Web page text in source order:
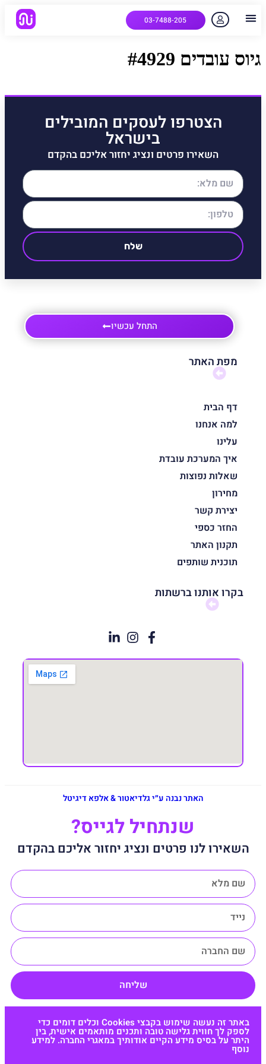
03-7488-205
גיוס עובדים #4929
הצטרפו לעסקים המובילים
בישראל
השאירו פרטים ונציג יחזור אליכם בהקדם
שלח
התחל עכשיו
מפת האתר
דף הבית
למה אנחנו
עלינו
איך המערכת עובדת
שאלות נפוצות
מחירון
יצירת קשר
החזר כספי
תקנון האתר
תוכנית שותפים
בקרו אותנו ברשתות
האתר נבנה ע״י גלדיאטור & אלפא דיגיטל
שנתחיל לגייס?
השאירו לנו פרטים ונציג יחזור אליכם בהקדם
שליחה
באתר זה נעשה שימוש בקבצי Cookies וכלים דומים כדי
לספק לך חווית גלישה טובה ותכנים מותאמים אישית, בין
היתר על בסיס מידע הקיים אודותיך במאגרי החברה. למידע
נוסף